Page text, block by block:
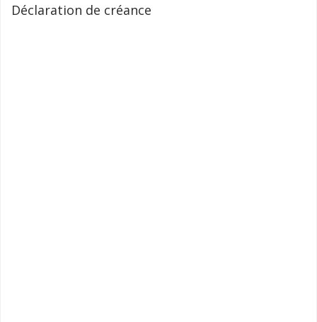
Déclaration de créance